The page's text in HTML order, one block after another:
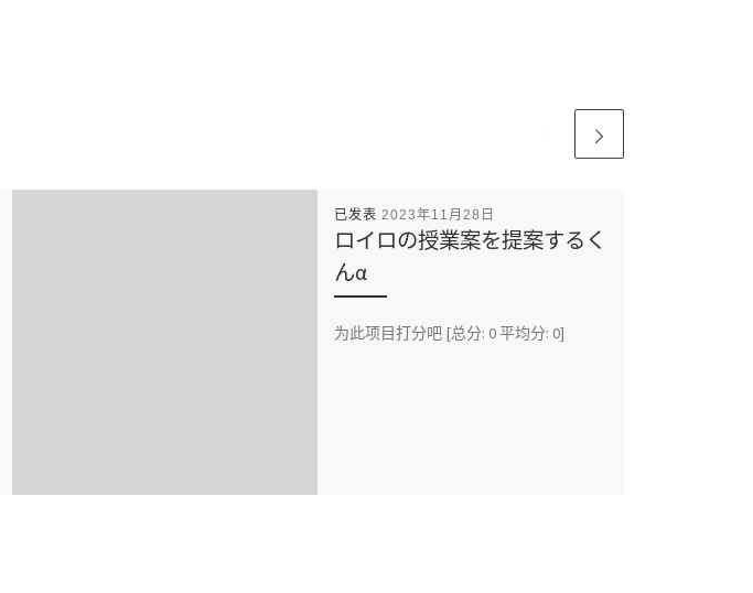
已发表 2023年11月28日
ロイロの授業案を提案するく
んα
为此项目打分吧 [总分: 0 平均分: 0]